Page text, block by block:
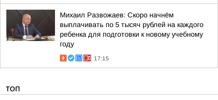
Михаил Развожаев: Скоро начнём
выплачивать по 5 тысяч рублей на каждого
ребенка для подготовки к новому учебному
году
17:15
ТОП